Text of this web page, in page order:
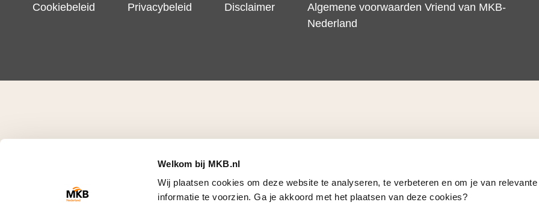
Welkom bij MKB.nl
Wij plaatsen cookies om deze website te analyseren, te verbeteren en om je van relevante
informatie te voorzien. Ga je akkoord met het plaatsen van deze cookies?
Cookiebeleid Privacybeleid Disclaimer
Algemene voorwaarden Vriend van MKB-
Nederland